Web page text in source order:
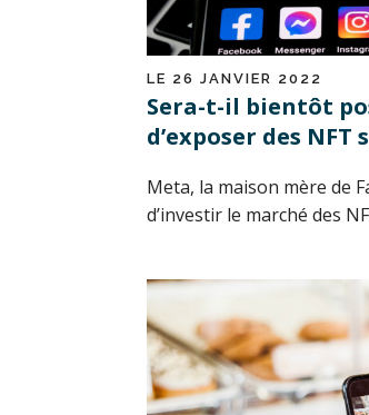
LE 26 JANVIER 2022
Sera-t-il bientôt
d’exposer des
Meta, la maison mère de
d’investir le marché des